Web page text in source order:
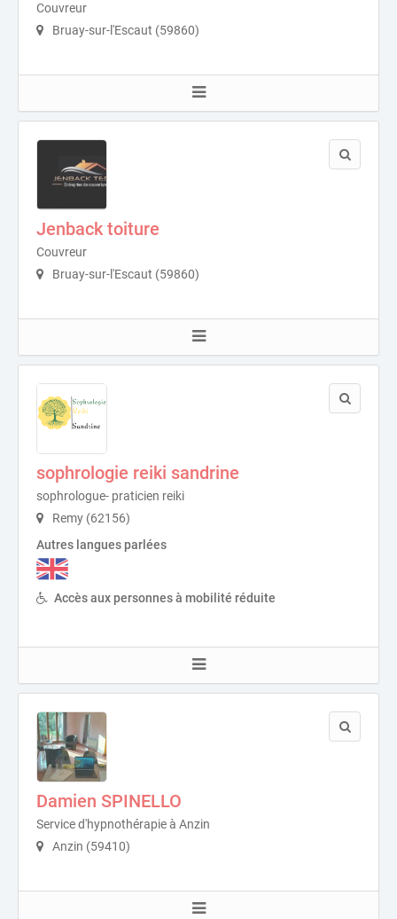
Couvreur
Bruay-sur-l'Escaut (59860)
Jenback toiture
Couvreur
Bruay-sur-l'Escaut (59860)
sophrologie reiki sandrine
sophrologue- praticien reiki
Remy (62156)
Autres langues parlées
Accès aux personnes à mobilité réduite
Damien SPINELLO
Service d'hypnothérapie à Anzin
Anzin (59410)